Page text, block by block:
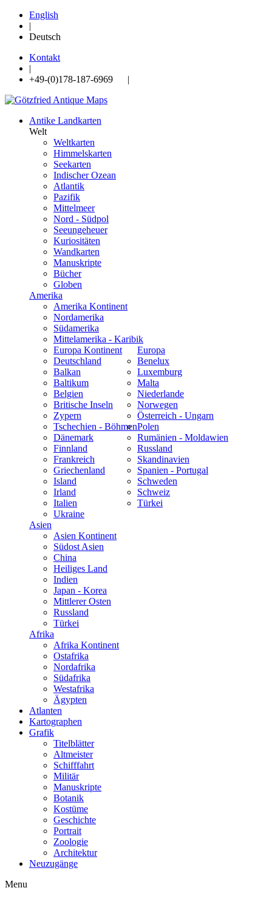
English
|
Deutsch
Kontakt
|
+49-(0)178-187-6969 |
Antike Landkarten
Welt
Weltkarten
Himmelskarten
Seekarten
Indischer Ozean
Atlantik
Pazifik
Mittelmeer
Nord - Südpol
Seeungeheuer
Kuriositäten
Wandkarten
Manuskripte
Bücher
Globen
Amerika
Amerika Kontinent
Nordamerika
Südamerika
Mittelamerika - Karibik
Europa
Europa Kontinent
Deutschland
Balkan
Baltikum
Belgien
Britische Inseln
Zypern
Tschechien - Böhmen
Dänemark
Finnland
Frankreich
Griechenland
Island
Irland
Italien
Benelux
Luxemburg
Malta
Niederlande
Norwegen
Österreich - Ungarn
Polen
Rumänien - Moldawien
Russland
Skandinavien
Spanien - Portugal
Schweden
Schweiz
Türkei
Ukraine
Asien
Asien Kontinent
Südost Asien
China
Heiliges Land
Indien
Japan - Korea
Mittlerer Osten
Russland
Türkei
Afrika
Afrika Kontinent
Ostafrika
Nordafrika
Südafrika
Westafrika
Ägypten
Atlanten
Kartographen
Grafik
Titelblätter
Altmeister
Schifffahrt
Militär
Manuskripte
Botanik
Kostüme
Geschichte
Portrait
Zoologie
Architektur
Neuzugänge
Menu